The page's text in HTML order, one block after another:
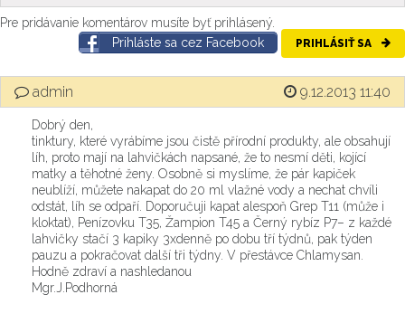
Pre pridávanie komentárov musíte byť prihlásený.
Prihláste sa cez Facebook
PRIHLÁSIŤ SA
admin 9.12.2013 11:40
Dobrý den,
tinktury, které vyrábíme jsou čistě přírodní produkty, ale obsahují
líh, proto mají na lahvičkách napsané, že to nesmí děti, kojící
matky a těhotné ženy. Osobně si myslíme, že pár kapiček
neublíží, můžete nakapat do 20 ml vlažné vody a nechat chvíli
odstát, líh se odpaří. Doporučuji kapat alespoň Grep T11 (může i
kloktat), Penízovku T35, Žampion T45 a Černý rybíz P7– z každé
lahvičky stačí 3 kapiky 3xdenně po dobu tří týdnů, pak týden
pauzu a pokračovat další tři týdny. V přestávce Chlamysan.
Hodně zdraví a nashledanou
Mgr.J.Podhorná